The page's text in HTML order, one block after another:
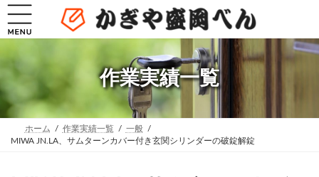
コ
テ
へ
ッ
プ
ナ
ゲ
ョ
移
動
作業実績一覧
ホーム 作業実績一覧
一般
MIWA JN.LA、サムターンカバー付き玄関シリンダーの破錠解錠